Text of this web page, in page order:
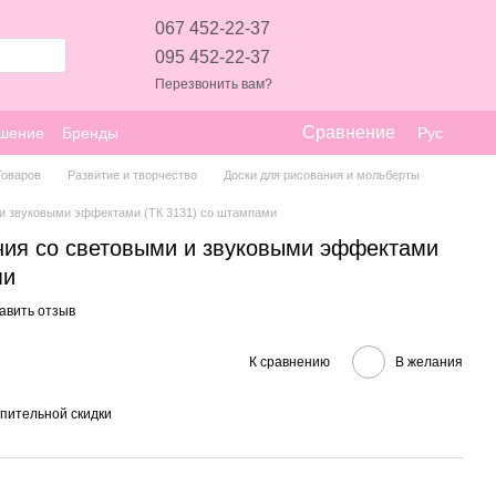
067 452-22-37
095 452-22-37
Перезвонить вам?
Бренды Сравнение Рус
Развитие и творчество
Доски для рисования и мольберты
звуковыми эффектами (ТК 3131) со штампами
со световыми и звуковыми эффектами
отзыв
К сравнению В желания
скидки